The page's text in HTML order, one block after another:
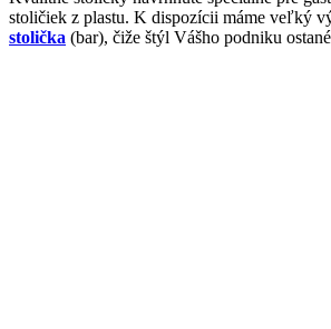
stoličiek z plastu. K dispozícii máme veľký
stolička (bar), čiže štýl Vášho podniku